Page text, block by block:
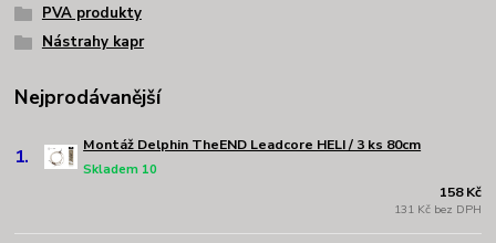
PVA produkty
Nástrahy kapr
Nejprodávanější
1. Montáž Delphin TheEND Leadcore HELI / 3 ks 80cm
Skladem 10
158 Kč
131 Kč bez DPH